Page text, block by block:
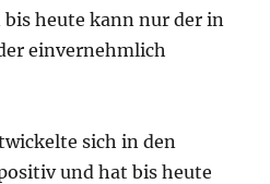
heute kann nur der in
einvernehmlich
sich in den
und hat bis heute